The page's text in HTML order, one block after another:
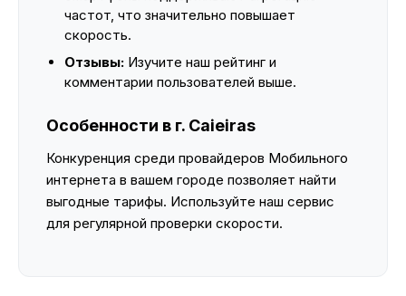
частот, что значительно повышает
скорость.
Отзывы: Изучите наш рейтинг и
комментарии пользователей выше.
Особенности в г. Caieiras
Конкуренция среди провайдеров Мобильного
интернета в вашем городе позволяет найти
выгодные тарифы. Используйте наш сервис
для регулярной проверки скорости.